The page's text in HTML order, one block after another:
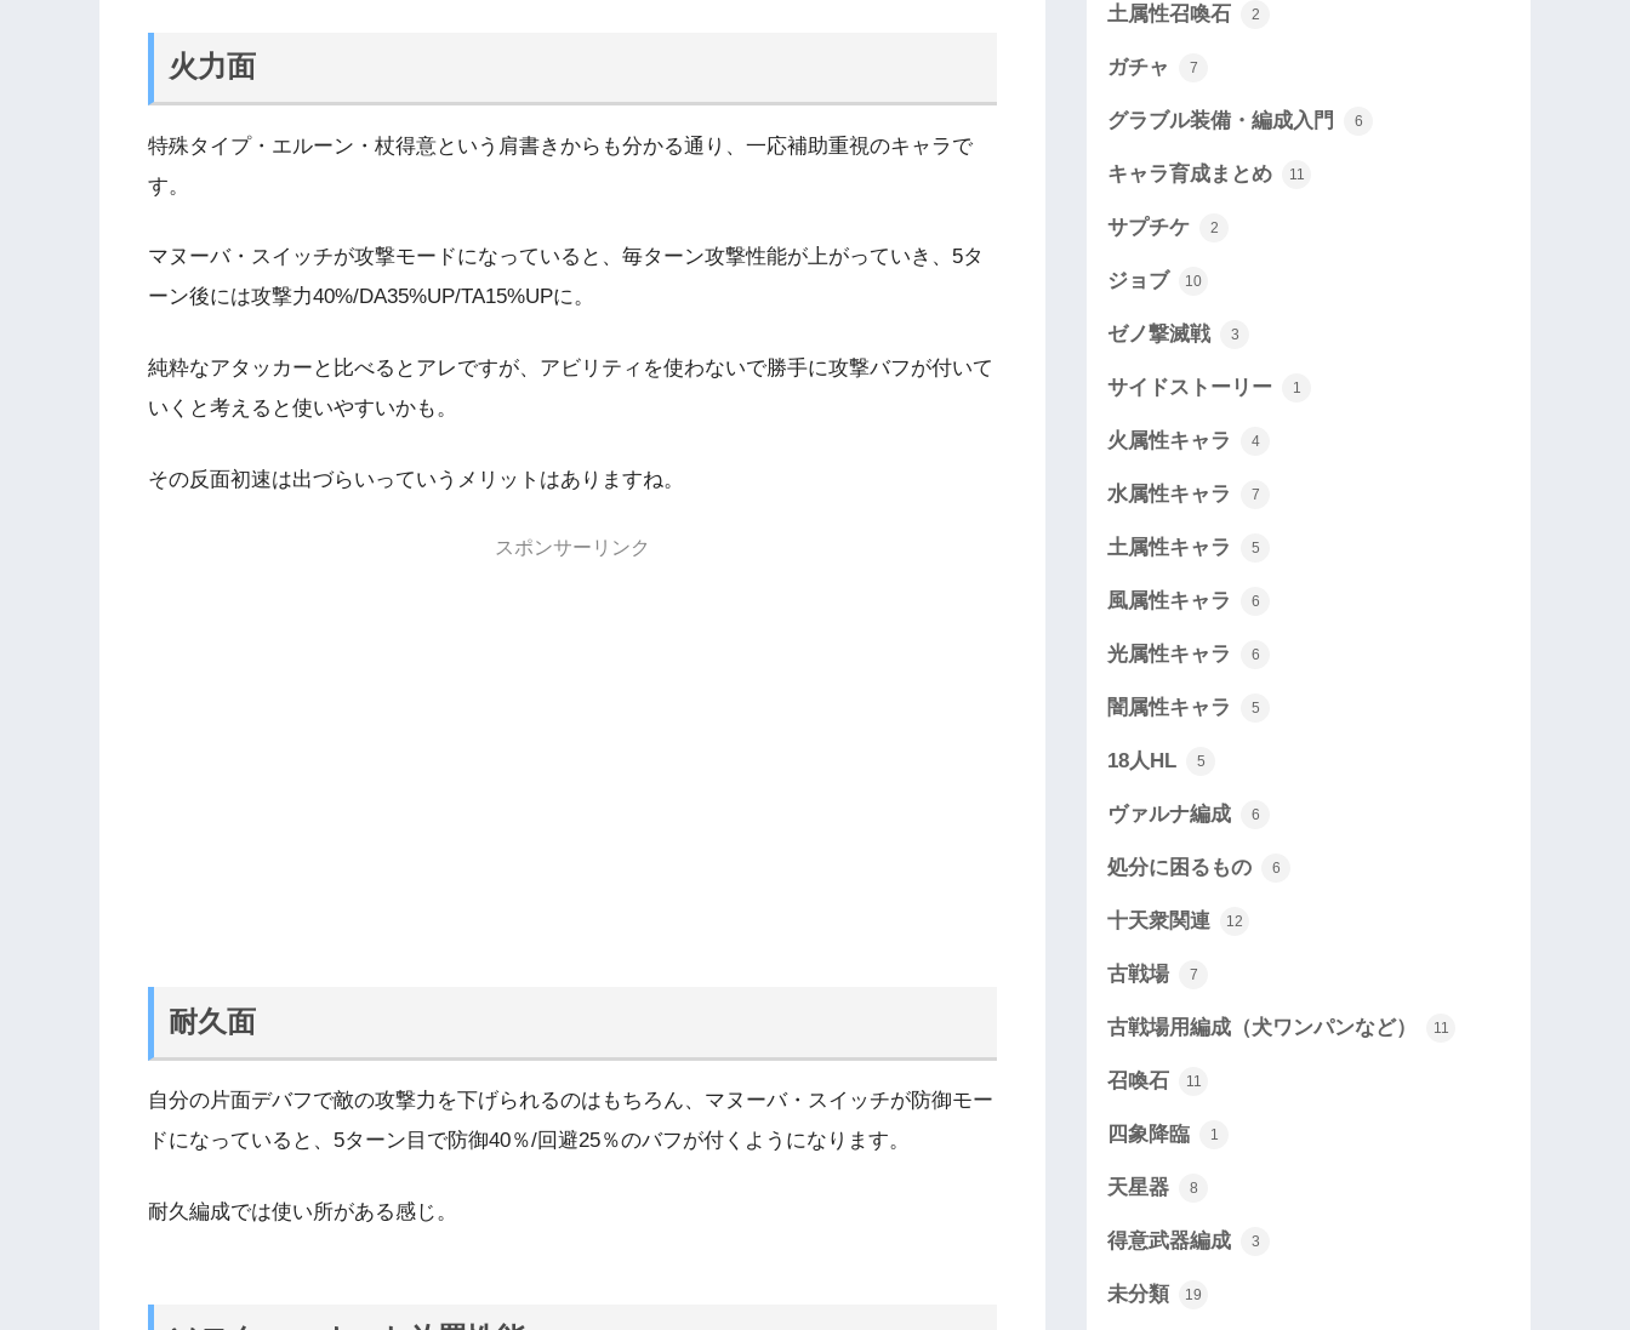
火力面
特殊タイプ・エルーン・杖得意という肩書きからも分かる通り、一応補助重視のキャラで
す。
マヌーバ・スイッチが攻撃モードになっていると、毎ターン攻撃性能が上がっていき、5タ
ーン後には攻撃力40%/DA35%UP/TA15%UPに。
純粋なアタッカーと比べるとアレですが、アビリティを使わないで勝手に攻撃バフが付いて
いくと考えると使いやすいかも。
その反面初速は出づらいっていうメリットはありますね。
スポンサーリンク
耐久面
自分の片面デバフで敵の攻撃力を下げられるのはもちろん、マヌーバ・スイッチが防御モー
ドになっていると、5ターン目で防御40％/回避25％のバフが付くようになります。
耐久編成では使い所がある感じ。
土属性召喚石 2
ガチャ 7
グラブル装備・編成入門 6
キャラ育成まとめ 11
サプチケ 2
ジョブ 10
ゼノ撃滅戦 3
サイドストーリー 1
火属性キャラ 4
水属性キャラ 7
土属性キャラ 5
風属性キャラ 6
光属性キャラ 6
闇属性キャラ 5
18人HL 5
ヴァルナ編成 6
処分に困るもの 6
十天衆関連 12
古戦場 7
古戦場用編成（犬ワンパンなど） 11
召喚石 11
四象降臨 1
天星器 8
得意武器編成 3
未分類 19